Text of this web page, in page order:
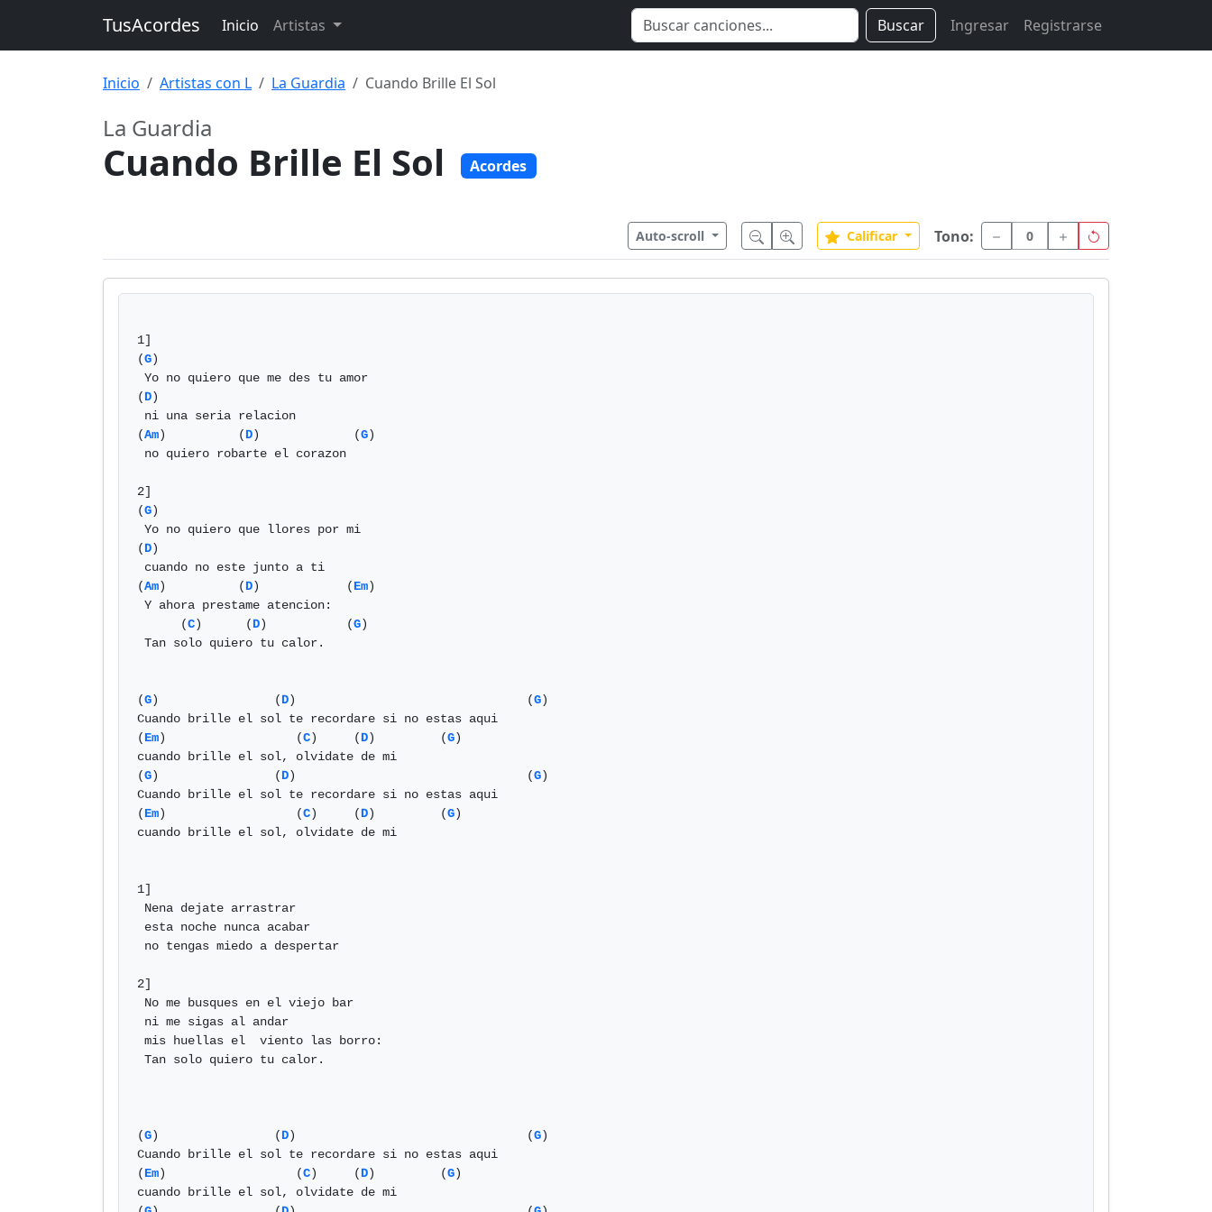
TusAcordes Inicio Artistas Buscar Ingresar Registrarse
Inicio Artistas con L La Guardia Cuando Brille El Sol
La Guardia
Cuando Brille El Sol Acordes
Auto-scroll Calificar Tono: 0
1]
(G)
(D)
(Am)          (D)             (G)
2]
(G)
(D)
(Am)          (D)            (Em)
      (
C)      (D)           (G)
(G)                (D)                                (G)
Cuando brille el sol te recordare si no estas aqui
(Em)                  (C)     (D)         (G)
cuando brille el sol, olvidate de mi
(G)                (D)                                (G)
Cuando brille el sol te recordare si no estas aqui
(Em)                  (C)     (D)         (G)
cuando brille el sol, olvidate de mi
1]
2]
(G)                (D)                                (G)
Cuando brille el sol te recordare si no estas aqui
(Em)                  (C)     (D)         (G)
cuando brille el sol, olvidate de mi